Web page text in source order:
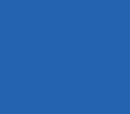
Unternehmen tun?"
Unternehmen und